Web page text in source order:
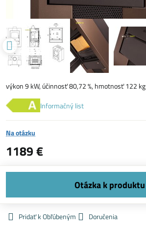
výkon 9 kW, účinnosť 80,72 %, hmotnosť 122 kg
Informačný list
Na otázku
1189 €
Pridať k Obľúbeným
Doručenia